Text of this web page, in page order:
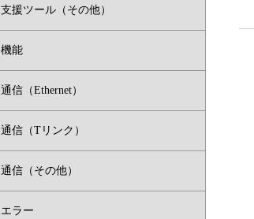
支援ツール（その他）
機能
通信（Ethernet）
通信（Tリンク）
通信（その他）
エラー